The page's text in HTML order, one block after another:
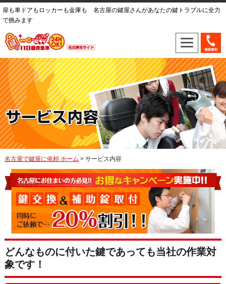
扉も車ドアもロッカーも金庫も 名古屋の鍵屋さんがあなたの鍵トラブルに全力
で挑みます
名古屋で鍵屋に依頼 ホーム > サービス内容
どんなものに付いた鍵であっても当社の作業対
象です！